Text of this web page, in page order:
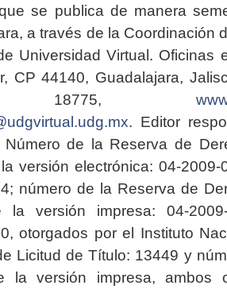
se publica de manera
a través de la Coordinación
Universidad Virtual. Oficinas
CP 44140, Guadalajara,
18775,
. Editor
Número de la Reserva de
versión electrónica: 04-2009-
número de la Reserva de
la versión impresa: 04-2009-
otorgados por el Instituto
Licitud de Título: 13449 y
la versión impresa, ambos